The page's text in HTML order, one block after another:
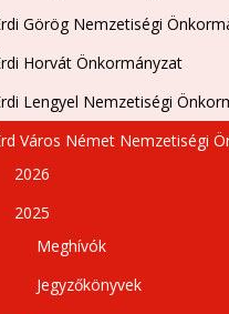
Görög Nemzetiségi
Horvát Önkormányzat
Lengyel Nemzetiségi
Város Német Nemzetiségi
2026
2025
Meghívók
Jegyzőkönyvek